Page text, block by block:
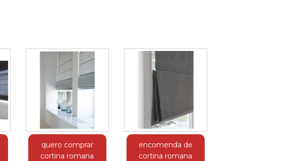
quero comprar
cortina romana
encomenda de
cortina romana